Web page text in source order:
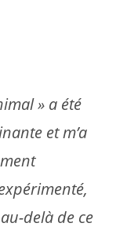
» a été
et m’a
delà de ce